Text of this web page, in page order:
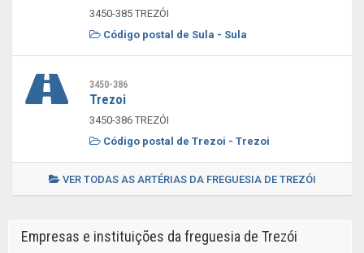
3450-385 TREZÓI
Código postal de Sula - Sula
3450-386
Trezoi
3450-386 TREZÓI
Código postal de Trezoi - Trezoi
VER TODAS AS ARTÉRIAS DA FREGUESIA DE TREZÓI
Empresas e instituições da freguesia de Trezói